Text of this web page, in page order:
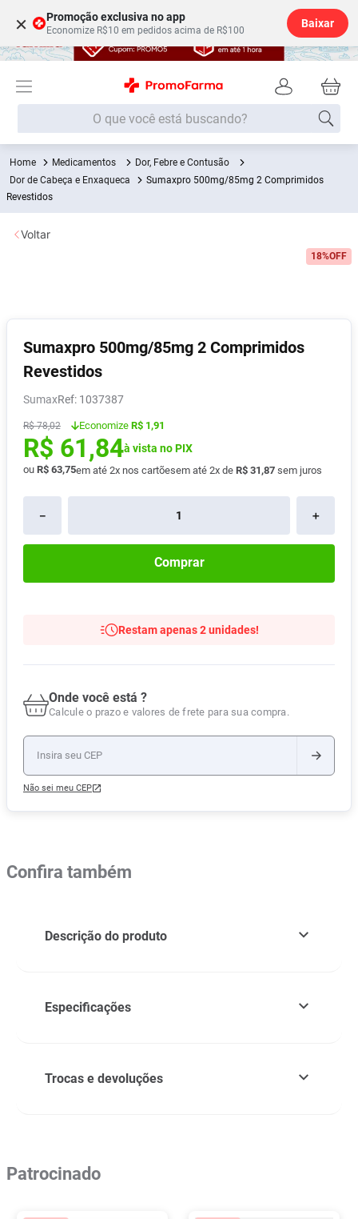
× Promoção exclusiva no app
Economize R$10 em pedidos acima de R$100
Baixar
O que você está buscando?
Medicamentos
Dor, Febre e Contusão
Dor de Cabeça e Enxaqueca
Sumaxpro 500mg/85mg 2 Comprimidos
Revestidos
18%OFF
Sumaxpro 500mg/85mg 2 Comprimidos
Revestidos
Sumax : 1037387
R$ 78,02 Economize R$ 1,91
R$ 61,84à vista no PIX
ou R$ 63,75em até 2x nos cartõesem até 2x de R$ 31 ,87 sem juros
＋
－
Comprar
Restam apenas 2 unidades!
Onde você está ?
Calcule o prazo e valores de frete para sua compra.
Não sei meu CEP
Voltar
Confira também
Descrição do produto
Especificações
Trocas e devoluções
Patrocinado
Termos mais buscados
1
7º Desodorante
8º Pampers Confort Sec
9º Vitamina D
10º Soro Fisiológico